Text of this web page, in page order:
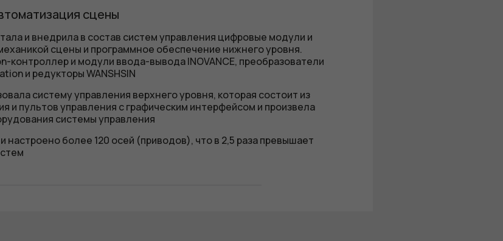
сцены
и внедрила в состав систем управления цифровые модули и
сцены и программное обеспечение нижнего уровня.
контроллер и модули ввода-вывода INOVANCE, преобразователи
и редукторы WANSHSIN
систему управления верхнего уровня, которая состоит из
и пультов управления с графическим интерфейсом и произвела
системы управления
настроено более 120 осей (приводов), что в 2,5 раза превышает